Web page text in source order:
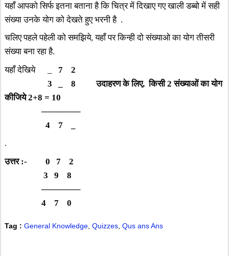
यहाँ आपको सिर्फ इतना बताना है कि चित्र में दिखाए गए खाली डब्बो में सही
संख्या उनके योग को देखते हुए भरनी है .
चलिए पहले पहेली को समझिये, यहाँ पर किन्ही दो संख्याओ का योग तीसरी
संख्या बना रहा है.
यहाँ देखिये _
7 2
3 _ 8 उदाहरण के लिए, किसी 2 संख्याओं का योग
कीजिये 2+8 = 10
————–
4 7 _
.
उत्तर :- 0 7 2
3 9 8
————–
4 7 0
Tag : General Knowledge Quizzes Qus ans Ans